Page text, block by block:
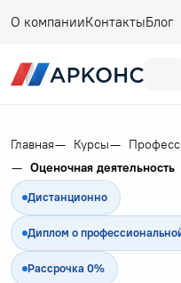
О компанииКонтактыБлог
Главная Курсы
Оценочная деятельность
Дистанционно
Диплом о
Рассрочка 0%